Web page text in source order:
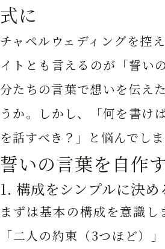
式に
チャペルウェディングを控
イトとも言えるのが「誓い
分たちの言葉で想いを伝え
うか。しかし、「何を書け
を話すべき？」と悩んでし
誓いの言葉を自作
1. 構成をシンプルに決め
まずは基本の構成を意識
「二人の約束（3つほど）